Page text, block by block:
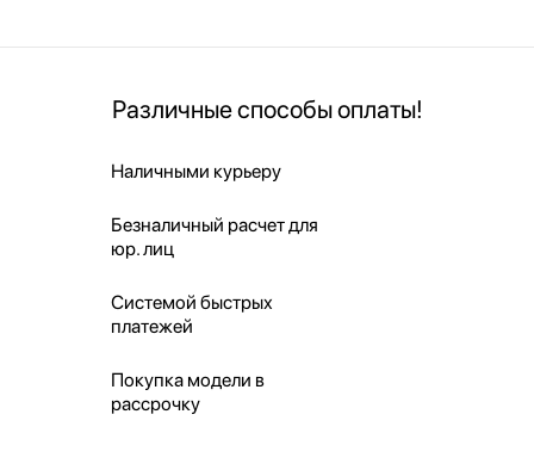
Различные способы оплаты!
Наличными курьеру
Безналичный расчет для
юр. лиц
Системой быстрых
платежей
Покупка модели в
рассрочку